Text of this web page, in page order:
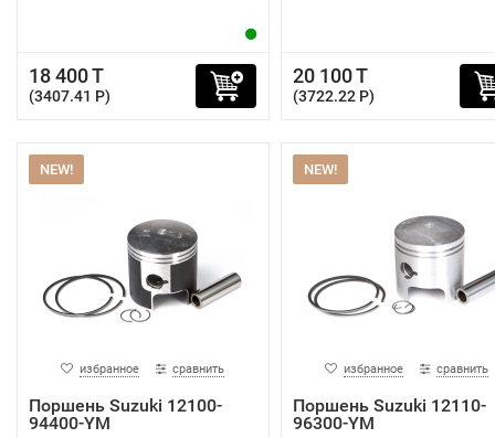
18 400 T
(3407.41 P)
20 100 T
(3722.22 P)
NEW!
избранное сравнить
Поршень Suzuki 12100-
94400-YM
NEW!
избранное сравнить
Поршень Suzuki 12110-
96300-YM